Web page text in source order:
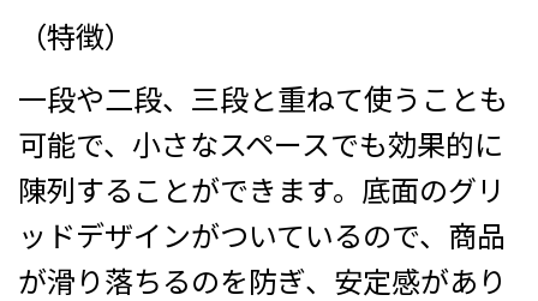
（特徴）
一段や二段、三段と重ねて使うことも
可能で、小さなスペースでも効果的に
陳列することができます。底面のグリ
ッドデザインがついているので、商品
が滑り落ちるのを防ぎ、安定感があり